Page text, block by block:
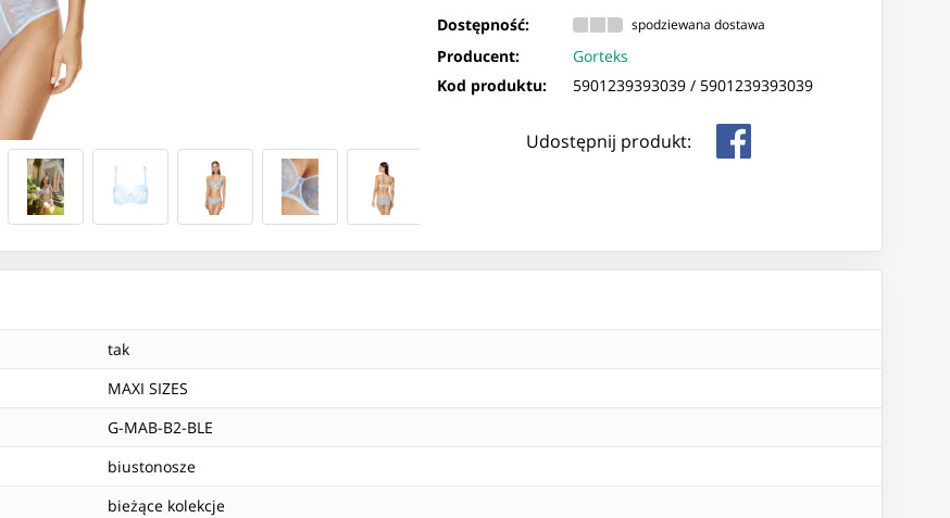
Dostępność: spodziewana dostawa
Producent:
Gorteks
Kod produktu:
5901239393039 / 5901239393039
Udostępnij produkt:
tak
MAXI SIZES
G-MAB-B2-BLE
biustonosze
bieżące kolekcje